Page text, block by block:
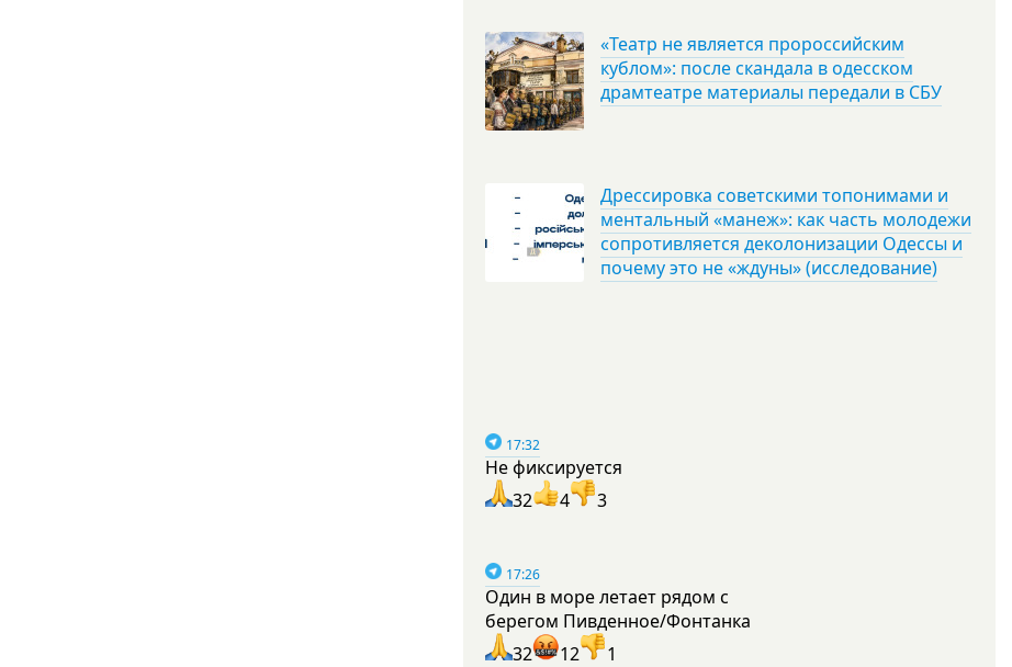
«Театр не является пророссийским
кублом»: после скандала в одесском
драмтеатре материалы передали в СБУ
Дрессировка советскими топонимами и
ментальный «манеж»: как часть молодежи
сопротивляется деколонизации Одессы и
почему это не «ждуны» (исследование)
17:32
Не фиксируется
32
4 3
17:26
Один в море летает рядом с
берегом Пивденное/Фонтанка
32
12 1